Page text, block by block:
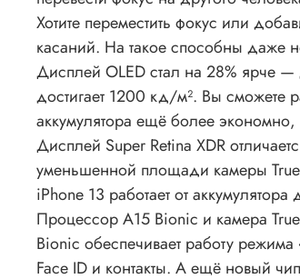
Хотите переместить фокус или
касаний. На такое способны даже
Дисплей OLED стал на 28% ярче
достигает 1200 кд/ м². Вы сможете
аккумулятора ещё более
Дисплей Super Retina XDR
уменьшенной площади камеры
iPhone 13 работает от
Процессор A15 Bionic и камера
Bionic обеспечивает работу
Face ID и контакты. А ещё новый